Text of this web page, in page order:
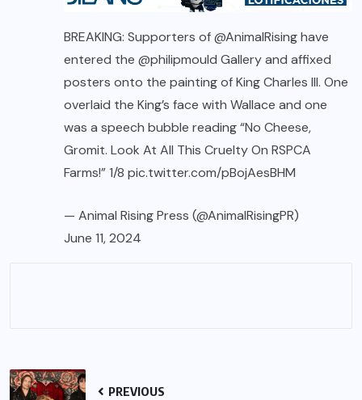
BREAKING: Supporters of@AnimalRisinghave
entered the @philipmould Gallery and affixed
posters onto the painting of King Charles III. One
overlaid the King’s face with Wallace and one
was a speech bubble reading “No Cheese,
Gromit. Look At All This Cruelty On RSPCA
Farms!” 1/8 pic.twitter.com/pBojAesBHM
— Animal Rising Press (@AnimalRisingPR)
June 11, 2024
PREVIOUS